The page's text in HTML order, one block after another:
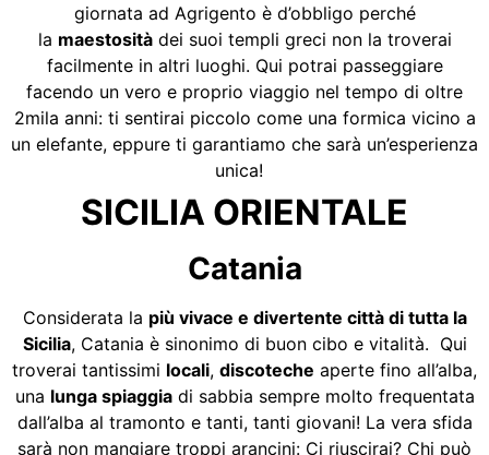
giornata ad Agrigento è d’obbligo perché
la maestositàdei suoi templi greci non la troverai
facilmente in altri luoghi. Qui potrai passeggiare
facendo un vero e proprio viaggio nel tempo di oltre
2mila anni: ti sentirai piccolo come una formica vicino a
un elefante, eppure ti garantiamo che sarà un’esperienza
unica!
SICILIA ORIENTALE
Catania
Considerata la più vivace e divertente città di tutta la
Sicilia, Catania è sinonimo di buon cibo e vitalità. Qui
troverai tantissimi locali, discoteche aperte fino all’alba,
una lunga spiaggiadi sabbia sempre molto frequentata
dall’alba al tramonto e tanti, tanti giovani! La vera sfida
sarà non mangiare troppi arancini: Ci riuscirai? Chi può